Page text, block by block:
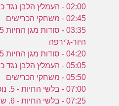
02:00 - העמלץ הלבן נגד כריש הנמר
02:45 - משחקי הכרישים
היור-ג'ירפה
04:20 - סודות מגן החיות 5 - 7. רורי אמיץ הלב
05:05 - העמלץ הלבן נגד כריש הנמר
05:50 - משחקי הכרישים
07:00 - בלשי החיות - 5. נוכלים בקניון הירוק
07:25 - בלשי החיות - 6. שדים בעליית הגג